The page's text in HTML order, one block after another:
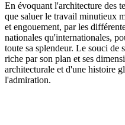
En évoquant l'architecture des
que saluer le travail minutieux
et engouement, par les
nationales qu'internationales,
toute sa splendeur. Le souci de
riche par son plan et ses
architecturale et d'une histoire
l'admiration.